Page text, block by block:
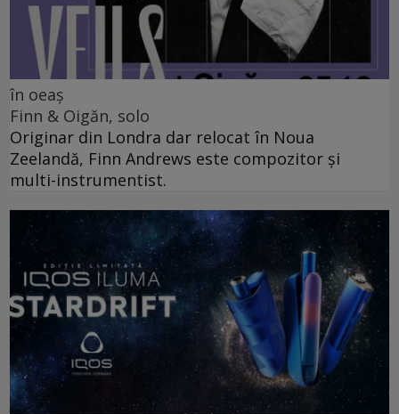
în oeaș
Finn & Oigăn, solo
Originar din Londra dar relocat în Noua
Zeelandă, Finn Andrews este compozitor și
multi-instrumentist.